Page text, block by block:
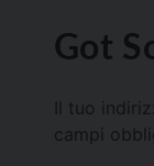
Got
Il tuo
campi